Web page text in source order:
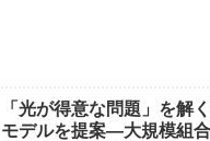
「光が得意な問題」を解
モデルを提案―大規模組